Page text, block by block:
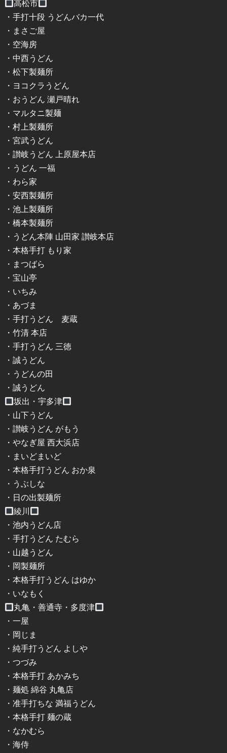
高松市
・手打十段 うどんバカ一代
・まさご屋
・空海房
・中西うどん
・松下製麺所
・ヨコクラうどん
・おうどん 瀬戸晴れ
・マルタニ製麺
・村上製麺所
・宮武うどん
・讃岐うどん 上原屋本店
・うどん 一福
・わら家
・安西製麺所
・池上製麺所
・橋本製麺所
・うどん本陣 山田家 讃岐本店
・本格手打 もり家
・まつばら
・宝山亭
・いちみ
・あづま
・手打うどん 麦蔵
・竹清 本店
・手打うどん 三徳
・誠うどん
・うどんの田
・誠うどん
坂出・宇多津
・山下うどん
・讃岐うどん がもう
・やなぎ屋 西大浜店
・まいどまいど
・本格手打うどん おか泉
・うぶしな
・日の出製麺所
綾川
・池内うどん店
・手打うどん たむら
・山越うどん
・岡製麺所
・本格手打うどん はゆか
・いなもく
丸亀・善通寺・多度津
・一屋
・岡じま
・純手打うどん よしや
・つづみ
・本格手打 あかみち
・麺処 綿谷 丸亀店
・准手打ちな 満福うどん
・本格手打 麺の蔵
・なかむら
・海侍